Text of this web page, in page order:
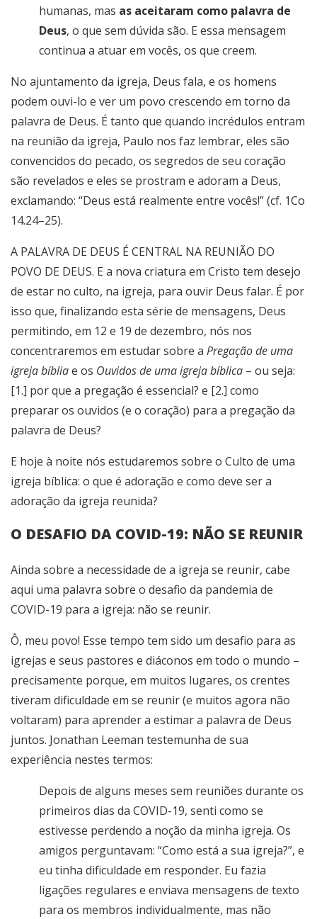
humanas, mas as aceitaram como palavra de
Deus, o que sem dúvida são. E essa mensagem
continua a atuar em vocês, os que creem.
No ajuntamento da igreja, Deus fala, e os homens
podem ouvi-lo e ver um povo crescendo em torno da
palavra de Deus. É tanto que quando incrédulos entram
na reunião da igreja, Paulo nos faz lembrar, eles são
convencidos do pecado, os segredos de seu coração
são revelados e eles se prostram e adoram a Deus,
exclamando: “Deus está realmente entre vocês!” (cf. 1Co
14.24–25).
A PALAVRA DE DEUS É CENTRAL NA REUNIÃO DO
POVO DE DEUS. E a nova criatura em Cristo tem desejo
de estar no culto, na igreja, para ouvir Deus falar. É por
isso que, finalizando esta série de mensagens, Deus
permitindo, em 12 e 19 de dezembro, nós nos
concentraremos em estudar sobre a Pregação de uma
igreja bíbliae os Ouvidos de uma igreja bíblica – ou seja:
[1.] por que a pregação é essencial? e [2.] como
preparar os ouvidos (e o coração) para a pregação da
palavra de Deus?
E hoje à noite nós estudaremos sobre o Culto de uma
igreja bíblica: o que é adoração e como deve ser a
adoração da igreja reunida?
O DESAFIO DA COVID-19: NÃO SE REUNIR
Ainda sobre a necessidade de a igreja se reunir, cabe
aqui uma palavra sobre o desafio da pandemia de
COVID-19 para a igreja: não se reunir.
Ô, meu povo! Esse tempo tem sido um desafio para as
igrejas e seus pastores e diáconos em todo o mundo –
precisamente porque, em muitos lugares, os crentes
tiveram dificuldade em se reunir (e muitos agora não
voltaram) para aprender a estimar a palavra de Deus
juntos. Jonathan Leeman testemunha de sua
experiência nestes termos:
Depois de alguns meses sem reuniões durante os
primeiros dias da COVID-19, senti como se
estivesse perdendo a noção da minha igreja. Os
amigos perguntavam: “Como está a sua igreja?”, e
eu tinha dificuldade em responder. Eu fazia
ligações regulares e enviava mensagens de texto
para os membros individualmente, mas não